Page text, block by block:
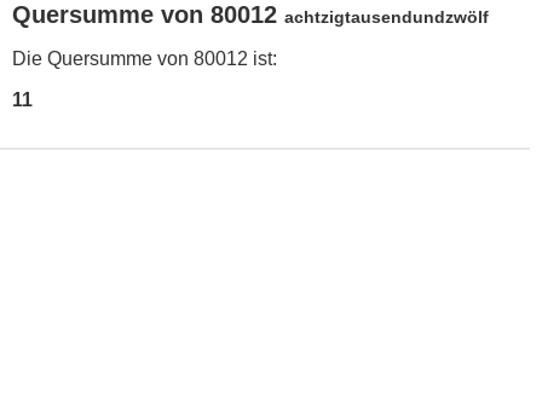
Quersumme von 80012 achtzigtausendundzwölf
Die Quersumme von 80012 ist:
11